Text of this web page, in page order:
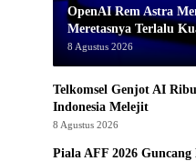
OpenAI Rem Astra
Meretasnya Terlalu
8 Agustus 2026
Telkomsel Genjot AI
Indonesia Melejit
8 Agustus 2026
Piala AFF 2026 Guncang